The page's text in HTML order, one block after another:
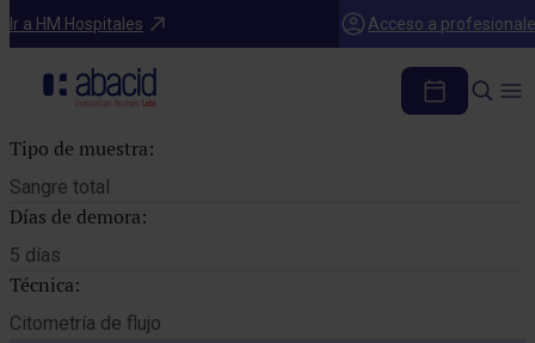
Ir a HM Hospitales Acceso a
Catálogo de pruebas
AC. ANTIPLAQUETARIOS DIRECTOS
Tipo de muestra:
Sangre total
Días de demora:
5 días
Técnica:
Citometría de flujo